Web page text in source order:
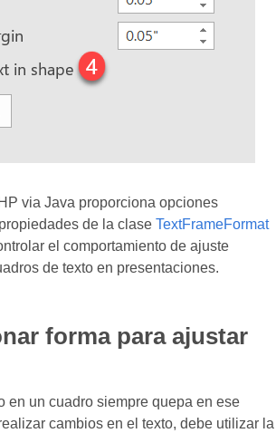
via Java proporciona opciones
de la clase TextFrameFormat
el comportamiento de ajuste
de texto en presentaciones.
forma para ajustar
en un cuadro siempre quepa en ese
cambios en el texto, debe utilizar la